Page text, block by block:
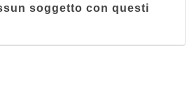
soggetto con questi